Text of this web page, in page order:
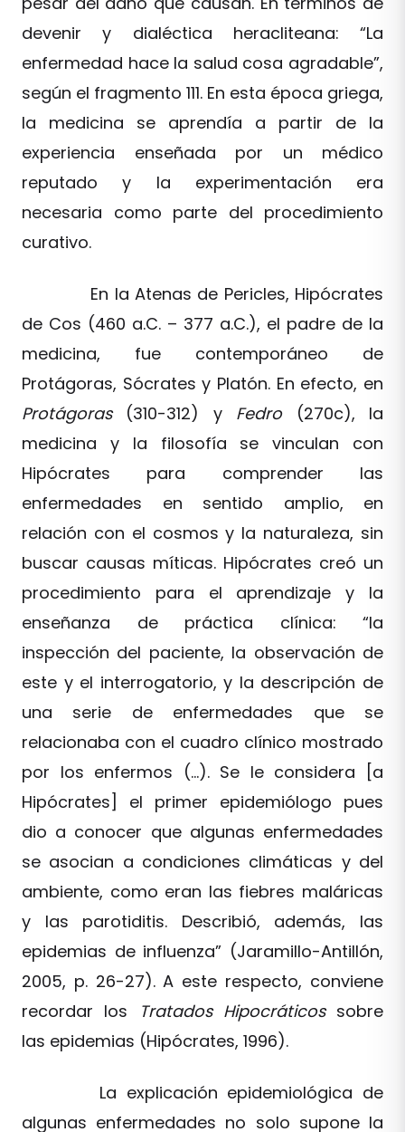
devenir y dialéctica heracliteana: “La
enfermedad hace la salud cosa agradable”,
según el fragmento 111. En esta época griega,
la medicina se aprendía a partir de la
experiencia enseñada por un médico
reputado y la experimentación era
necesaria como parte del procedimiento
curativo.
En la Atenas de Pericles, Hipócrates
de Cos (460 a.C. – 377 a.C.), el padre de la
medicina, fue contemporáneo de
Protágoras, Sócrates y Platón. En efecto, en
Protágoras(310-312) y Fedro(270c), la
medicina y la filosofía se vinculan con
Hipócrates para comprender las
enfermedades en sentido amplio, en
relación con el cosmos y la naturaleza, sin
buscar causas míticas. Hipócrates creó un
procedimiento para el aprendizaje y la
enseñanza de práctica clínica: “la
inspección del paciente, la observación de
este y el interrogatorio, y la descripción de
una serie de enfermedades que se
relacionaba con el cuadro clínico mostrado
por los enfermos (…). Se le considera [a
Hipócrates] el primer epidemiólogo pues
dio a conocer que algunas enfermedades
se asocian a condiciones climáticas y del
ambiente, como eran las fiebres maláricas
y las parotiditis. Describió, además, las
epidemias de influenza” (Jaramillo-Antillón,
2005, p. 26-27). A este respecto, conviene
recordar los
Tratados Hipocráticossobre
las epidemias (Hipócrates, 1996).
La explicación epidemiológica de
algunas enfermedades no solo supone la